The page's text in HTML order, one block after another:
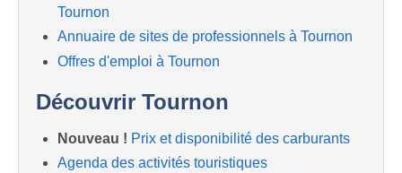
Tournon
Annuaire de sites de professionnels à Tournon
Offres d'emploi à Tournon
Découvrir Tournon
Nouveau ! Prix et disponibilité des carburants
Agenda des activités touristiques